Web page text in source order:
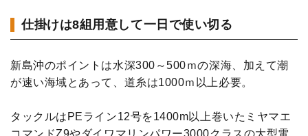
仕掛けは8組用意して一日で使い切る
新島沖のポイントは水深300～500ｍの深海、加えて潮
が速い海域とあって、道糸は1000ｍ以上必要。
タックルはPEライン12号を1400m以上巻いたミヤマエ
コマンドZ9やダイワマリンパワー3000クラスの大型電